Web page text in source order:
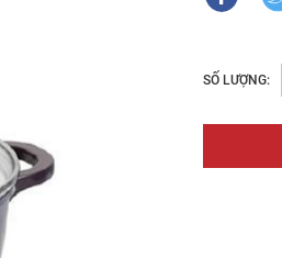
SỐ LƯỢNG: